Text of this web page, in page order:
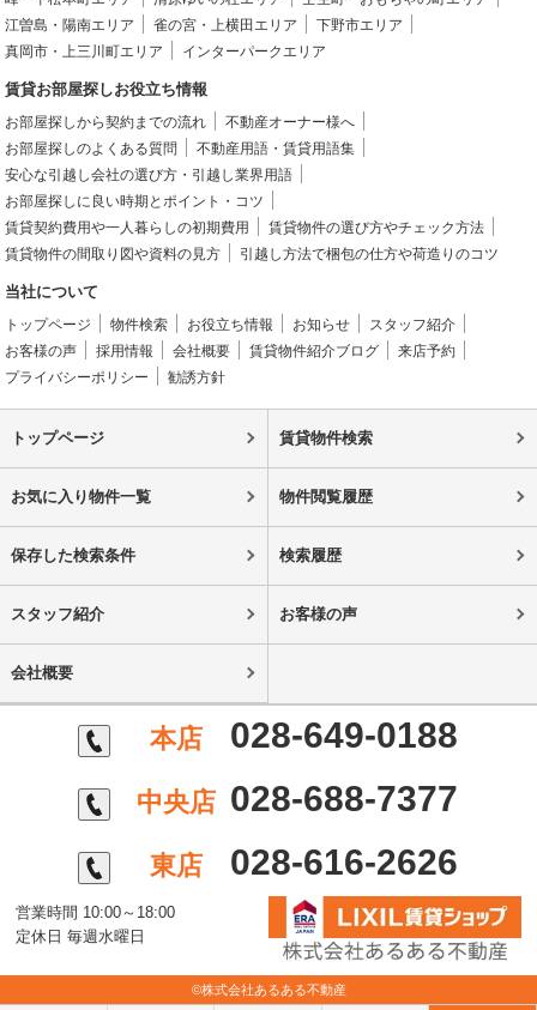
江曽島・陽南エリア
雀の宮・上横田エリア
下野市エリア
真岡市・上三川町エリア
インターパークエリア
賃貸お部屋探しお役立ち情報
お部屋探しから契約までの流れ
不動産オーナー様へ
お部屋探しのよくある質問
不動産用語・賃貸用語集
安心な引越し会社の選び方・引越し業界用語
お部屋探しに良い時期とポイント・コツ
賃貸契約費用や一人暮らしの初期費用
賃貸物件の選び方やチェック方法
賃貸物件の間取り図や資料の見方
引越し方法で梱包の仕方や荷造りのコツ
当社について
トップページ 物件検索 お役立ち情報 お知らせ
スタッフ紹介
お客様の声
採用情報 会社概要 賃貸物件紹介ブログ
来店予約
プライバシーポリシー
勧誘方針
トップページ 賃貸物件検索
お気に入り物件一覧 物件閲覧履歴
保存した検索条件 検索履歴
スタッフ紹介 お客様の声
会社概要
本店 028-649-0188
中央店 028-688-7377
東店 028-616-2626
営業時間 10:00～18:00
定休日 毎週水曜日
©株式会社あるある不動産